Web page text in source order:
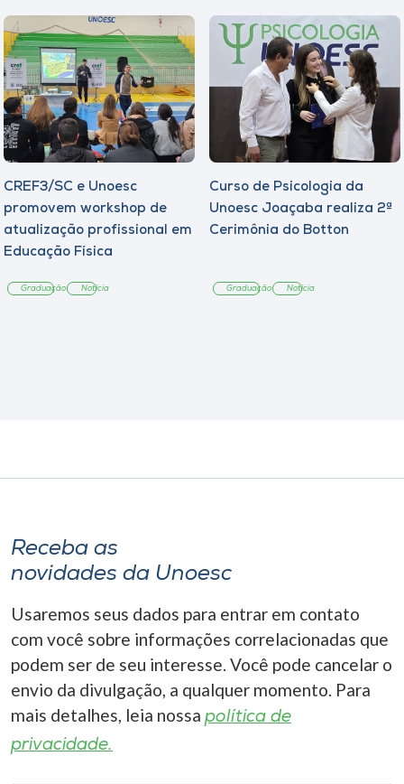
CREF3/SC e Unoesc
promovem workshop de
atualização profissional em
Educação Física
Graduação Notícia
Curso de Psicologia da
Unoesc Joaçaba realiza 2ª
Cerimônia do Botton
Graduação Notícia
Receba as
novidades da Unoesc
Usaremos seus dados para entrar em contato
com você sobre informações correlacionadas que
podem ser de seu interesse. Você pode cancelar o
envio da divulgação, a qualquer momento. Para
mais detalhes, leia nossa política de
privacidade.